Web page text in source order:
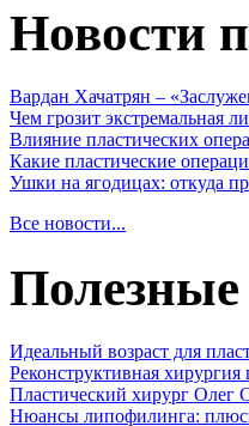
Новости
Вардан Хачатрян –
Чем грозит экстремальная
Влияние пластических
Какие пластические
Ушки на ягодицах: откуда
Все новости...
Полезные
Идеальный возраст для
Реконструктивная
Пластический хирург Олег
Нюансы липофилинга: